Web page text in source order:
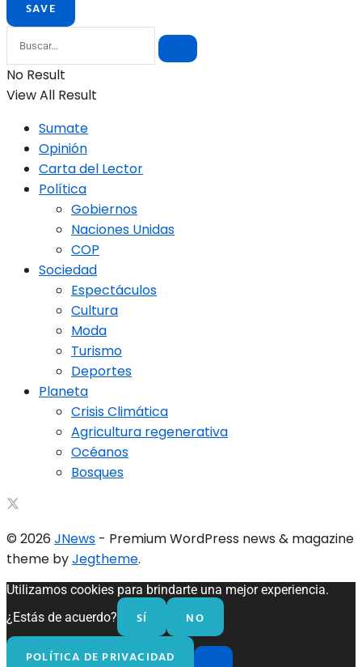
No Result
View All Result
Sumate
Opinión
Carta del Lector
Política
Gobiernos
Naciones Unidas
COP
Sociedad
Espectáculos
Cultura
Moda
Turismo
Deportes
Planeta
Crisis Climática
Agricultura regenerativa
Océanos
Bosques
© 2026 JNews - Premium WordPress news & magazine
theme byJegtheme.
Utilizamos cookies para brindarte una mejor experiencia.
¿Estás de acuerdo?
SÍ NO
POLÍTICA DE PRIVACIDAD